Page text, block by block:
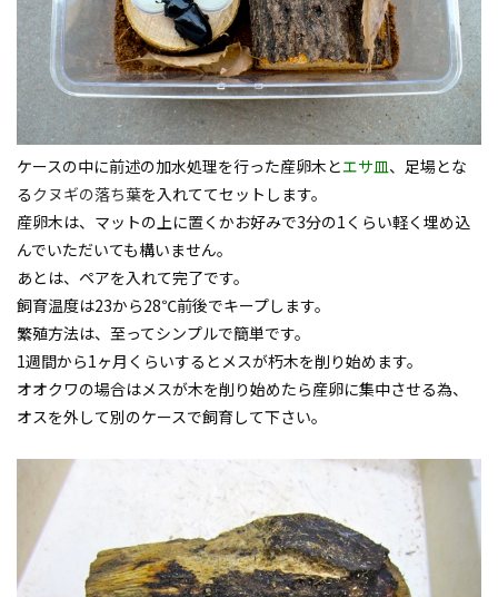
ケースの中に前述の加水処理を行った産卵木とエサ皿、足場とな
るクヌギの落ち葉を入れててセットします。
産卵木は、マットの上に置くかお好みで3分の1くらい軽く埋め込
んでいただいても構いません。
あとは、ペアを入れて完了です。
飼育温度は23から28℃前後でキープします。
繁殖方法は、至ってシンプルで簡単です。
1週間から1ヶ月くらいするとメスが朽木を削り始めます。
オオクワの場合はメスが木を削り始めたら産卵に集中させる為、
オスを外して別のケースで飼育して下さい。